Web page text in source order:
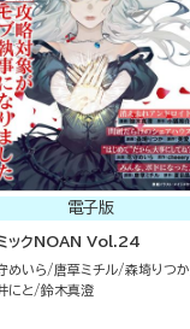
電子版
ックNOAN Vol.24
めいら 唐草ミチル 森埼りつか
にと
鈴木真澄